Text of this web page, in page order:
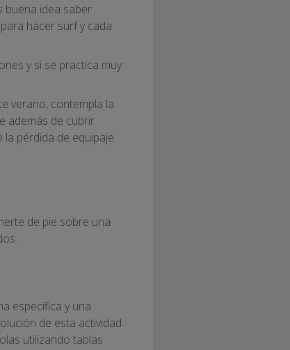
buena idea saber
hacer surf y cada
y si se practica muy
verano, contempla la
además de cubrir
pérdida de equipaje
de pie sobre una
específica y una
de esta actividad
utilizando tablas